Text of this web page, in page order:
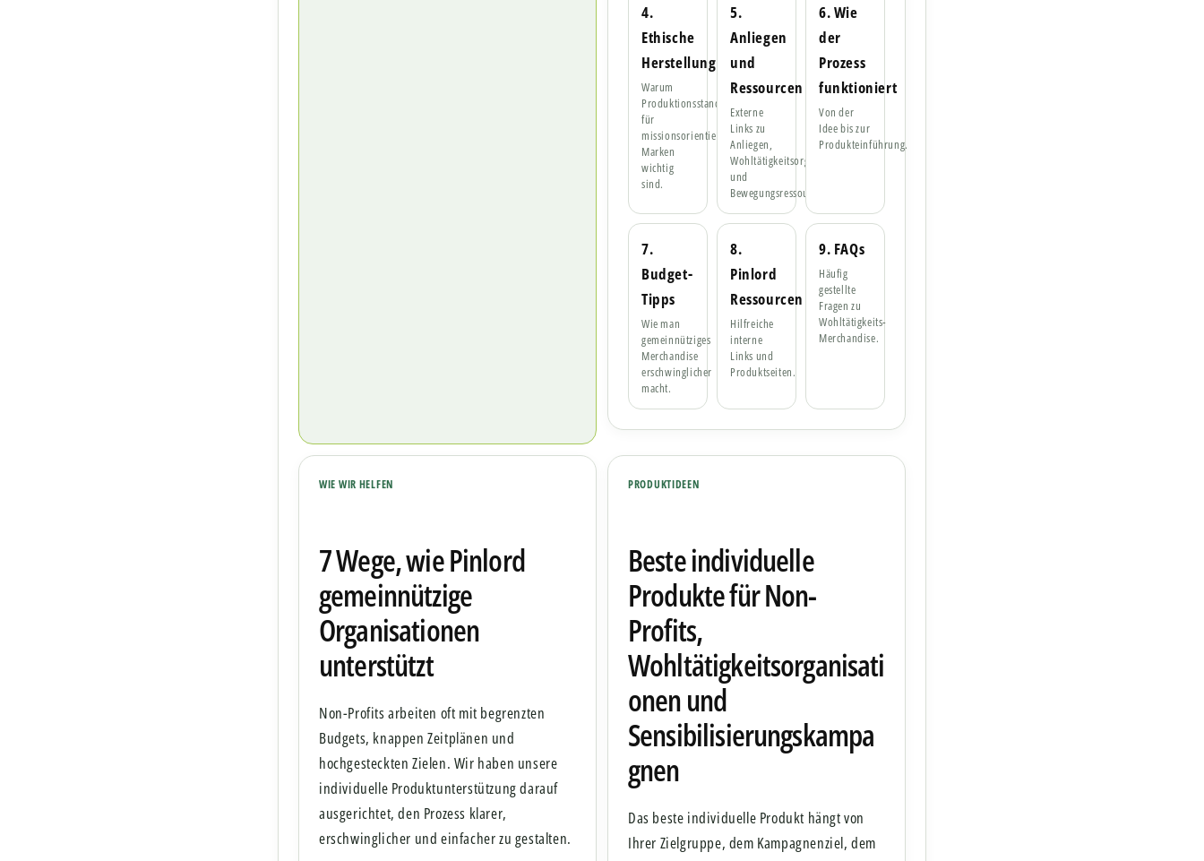
4.
Ethische
Herstellung
Warum
Produktionsstandards
für
missionsorientierte
Marken
wichtig
sind.
5.
Anliegen
und
Ressourcen
Externe
Links zu
Anliegen,
Wohltätigkeitsorganisationen
und
Bewegungsressourcen.
6. Wie
der
Prozess
funktioniert
Von der
Idee bis zur
Produkteinführung.
7.
Budget-
Tipps
Wie man
gemeinnütziges
Merchandise
erschwinglicher
macht.
8.
Pinlord
Ressourcen
Hilfreiche
interne
Links und
Produktseiten.
9. FAQs
Häufig
gestellte
Fragen zu
Wohltätigkeits-
Merchandise.
WIE WIR HELFEN
7 Wege, wie Pinlord
gemeinnützige
Organisationen
unterstützt
Non-Profits arbeiten oft mit begrenzten
Budgets, knappen Zeitplänen und
hochgesteckten Zielen. Wir haben unsere
individuelle Produktunterstützung darauf
ausgerichtet, den Prozess klarer,
erschwinglicher und einfacher zu gestalten.
PRODUKTIDEEN
Beste individuelle
Produkte für Non-
Profits,
Wohltätigkeitsorganisati
onen und
Sensibilisierungskampa
gnen
Das beste individuelle Produkt hängt von
Ihrer Zielgruppe, dem Kampagnenziel, dem